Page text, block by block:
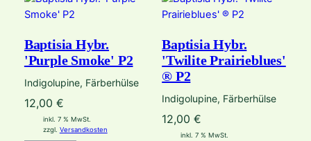
Baptisia Hybr.
'Purple Smoke' P2
Indigolupine, Färberhülse
12,00 €
inkl. 7 % MwSt.
zzgl. Versandkosten
Baptisia Hybr.
'Twilite Prairieblues'
® P2
Indigolupine, Färberhülse
12,00€
inkl. 7 % MwSt.